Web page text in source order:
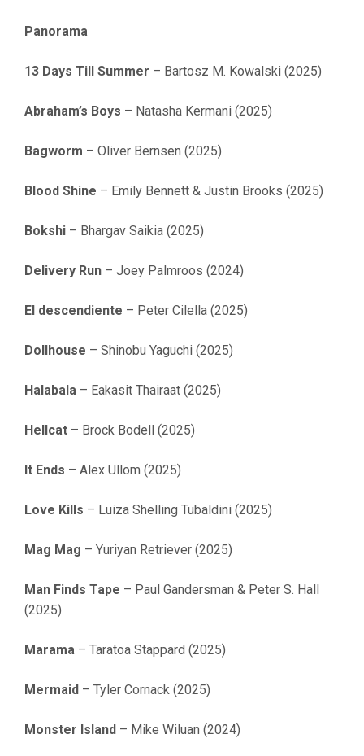
Panorama
13 Days Till Summer – Bartosz M. Kowalski (2025)
Abraham’s Boys – Natasha Kermani (2025)
Bagworm – Oliver Bernsen (2025)
Blood Shine – Emily Bennett & Justin Brooks (2025)
Bokshi – Bhargav Saikia (2025)
Delivery Run – Joey Palmroos (2024)
El descendiente – Peter Cilella (2025)
Dollhouse – Shinobu Yaguchi (2025)
Halabala – Eakasit Thairaat (2025)
Hellcat – Brock Bodell (2025)
It Ends – Alex Ullom (2025)
Love Kills – Luiza Shelling Tubaldini (2025)
Mag Mag – Yuriyan Retriever (2025)
Man Finds Tape – Paul Gandersman & Peter S. Hall
(2025)
Marama – Taratoa Stappard (2025)
Mermaid – Tyler Cornack (2025)
Monster Island – Mike Wiluan (2024)